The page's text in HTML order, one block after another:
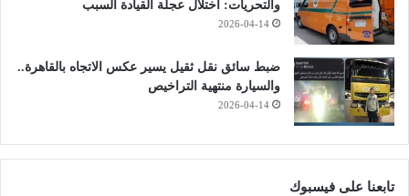
والتحريات: اختلال عجلة القيادة السبب
2026-04-14
ضبط سائق نقل ثقيل يسير عكس الاتجاه بالقاهرة..
والسيارة منتهية التراخيص
2026-04-14
تابعنا على فيسبوك